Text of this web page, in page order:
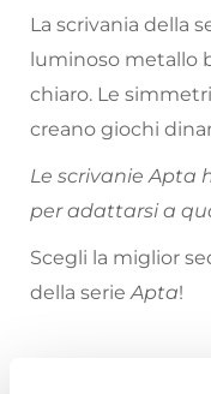
La scrivania della
luminoso metallo
chiaro. Le
creano giochi
Le scrivanie Apta
per adattarsi a
Scegli la miglior
della serieApta!